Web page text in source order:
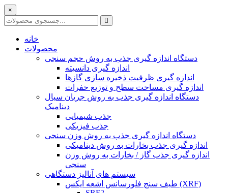
×
خانه
محصولات
دستگاه اندازه گیری جذب به روش حجم سنجی
اندازه گیری دانسیته
اندازه گیری ظرفیت ذخیره سازی گازها
اندازه گیری مساحت سطح و توزیع حفرات
دستگاه اندازه گیری جذب به روش جریان سیال
دینامیک
جذب شیمیایی
جذب فیزیکی
دستگاه اندازه گیری جذب به روش وزن سنجی
اندازه گیری جذب بخارات به روش دینامیکی
اندازه گیری جذب گاز / بخارات به روش وزن
سنجی
سیستم های آنالیز دستگاهی
طیف سنج فلورسانس اشعه ایکس (XRF)